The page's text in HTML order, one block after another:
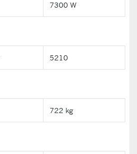
7300 W
5210
722 kg